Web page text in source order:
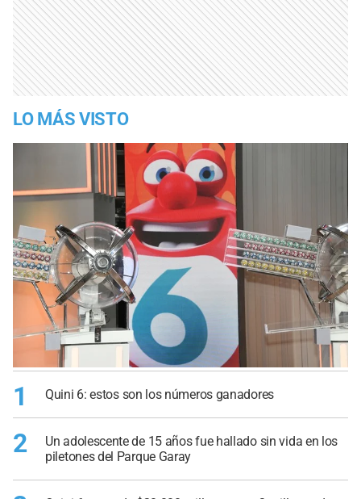
LO MÁS VISTO
1 Quini 6: estos son los números ganadores
2
Un adolescente de 15 años fue hallado sin vida en los
piletones del Parque Garay